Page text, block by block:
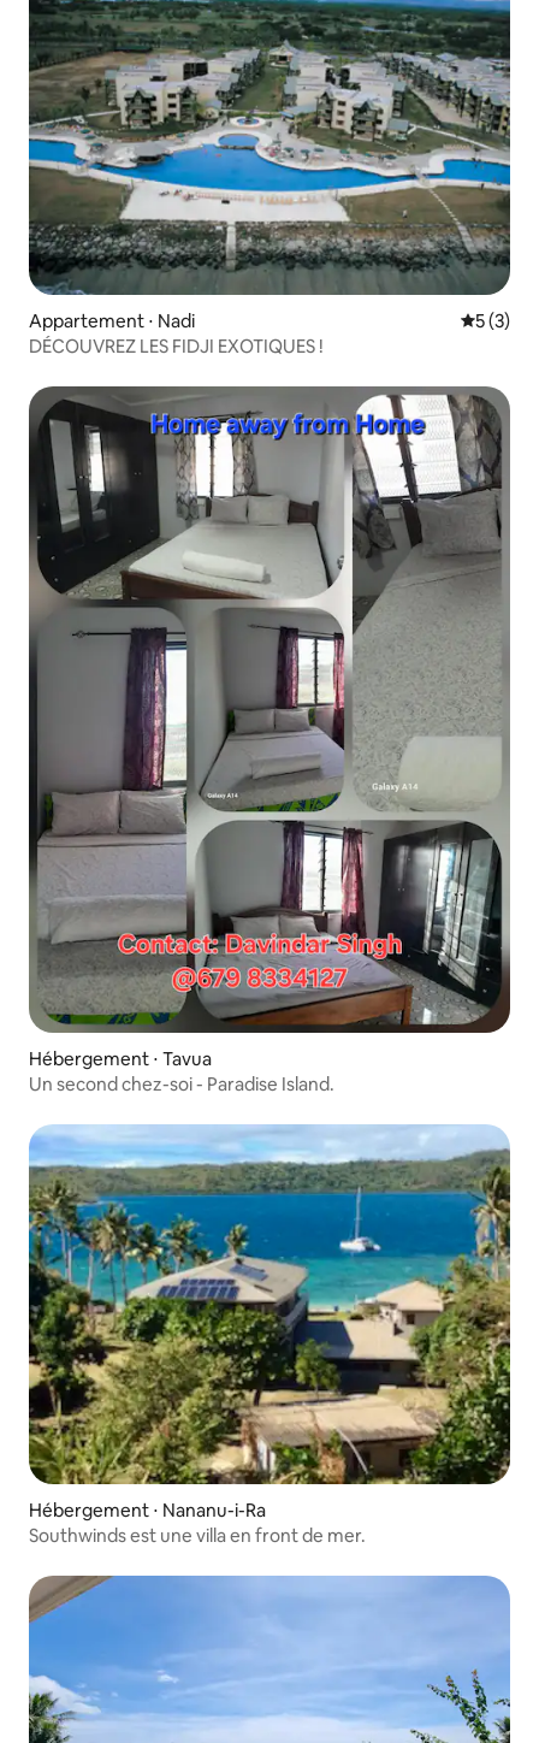
Appartement ⋅ Nadi
5 (3)
DÉCOUVREZ LES FIDJI EXOTIQUES !
Hébergement ⋅ Tavua
Un second chez-soi - Paradise Island.
Hébergement ⋅ Nananu-i-Ra
Southwinds est une villa en front de mer.